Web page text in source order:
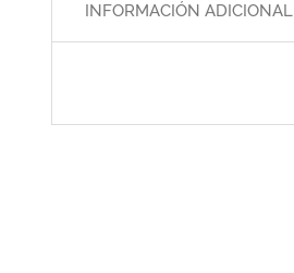
INFORMACIÓN ADICIONAL